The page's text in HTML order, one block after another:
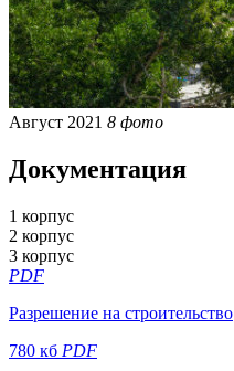
Август 2021 8 фото
Документация
1 корпус
2 корпус
3 корпус
PDF
Разрешение на строительство
780 кб PDF